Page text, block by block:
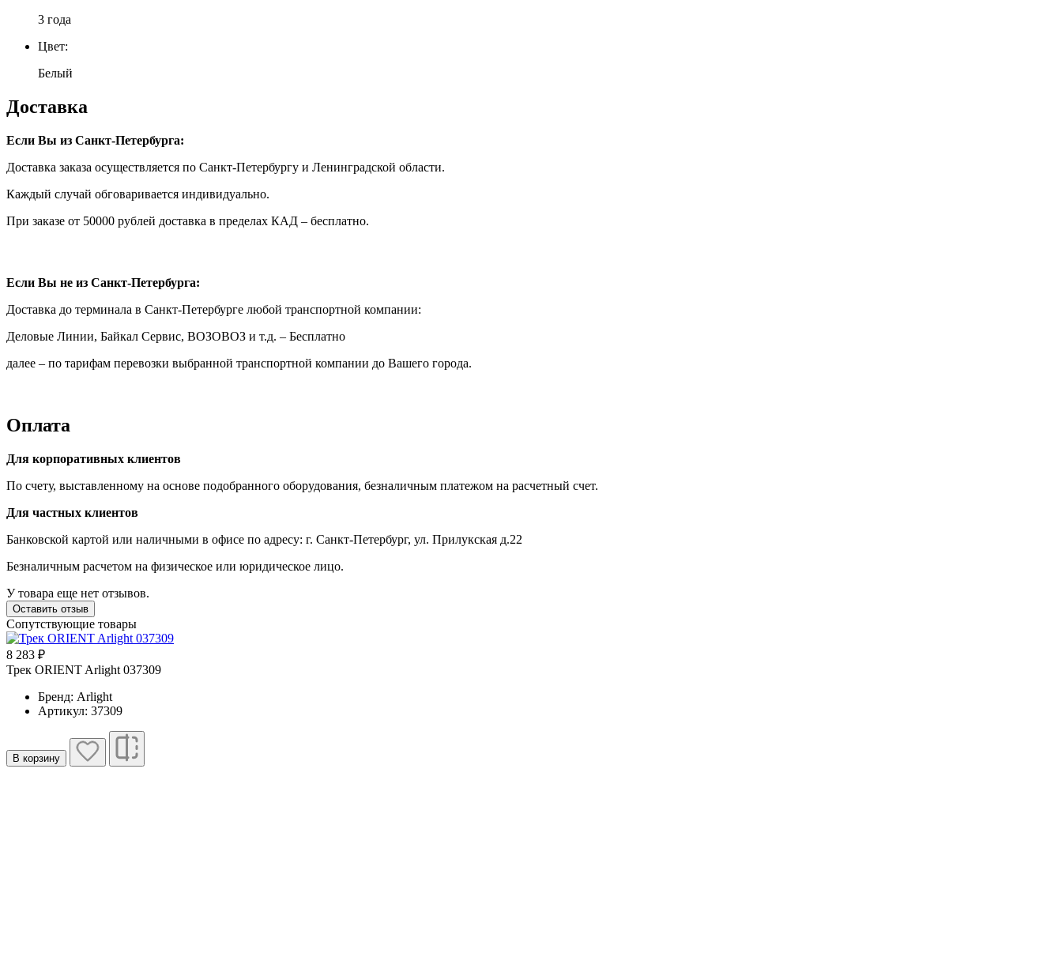
3 года
Цвет:
Белый
Доставка
Если Вы из Санкт-Петербурга:
Доставка заказа осуществляется по Санкт-Петербургу и Ленинградской области.
Каждый случай обговаривается индивидуально.
При заказе от 50000 рублей доставка в пределах КАД – бесплатно.
Если Вы не из Санкт-Петербурга:
Доставка до терминала в Санкт-Петербурге любой транспортной компании:
Деловые Линии, Байкал Сервис, ВОЗОВОЗ и т.д. – Бесплатно
далее – по тарифам перевозки выбранной транспортной компании до Вашего города.
Оплата
Для корпоративных клиентов
По счету, выставленному на основе подобранного оборудования, безналичным платежом на расчетный счет.
Для частных клиентов
Банковской картой или наличными в офисе по адресу: г. Санкт-Петербург, ул. Прилукская д.22
Безналичным расчетом на физическое или юридическое лицо.
У товара еще нет отзывов.
Оставить отзыв
Сопутствующие товары
8 283 ₽
Трек ORIENT Arlight 037309
Бренд: Arlight
Артикул: 37309
В корзину